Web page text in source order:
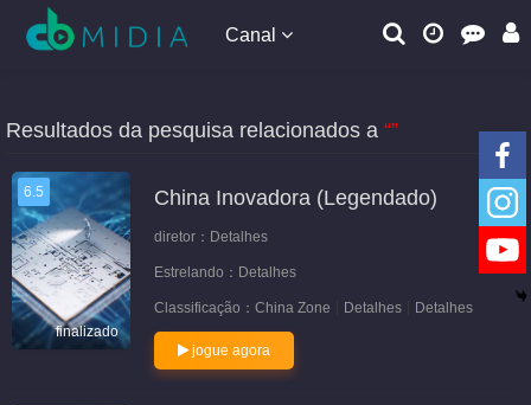
Canal
Resultados da pesquisa relacionados a “”
6.5
finalizado
China Inovadora (Legendado)
diretor： Detalhes
Estrelando： Detalhes
Classificação： China Zone Detalhes Detalhes
jogue agora